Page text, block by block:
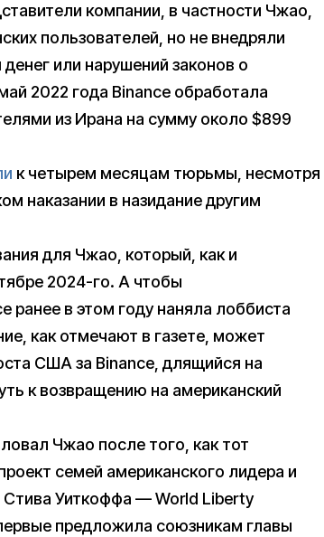
компании, в частности Чжао,
пользователей, но не внедряли
или нарушений законов о
2022 года Binance обработала
из Ирана на сумму около $899
к четырем месяцам тюрьмы, несмотря
наказании в назидание другим
для Чжао, который, как и
2024-го. А чтобы
ранее в этом году наняла лоббиста
как отмечают в газете, может
США за Binance, длящийся на
к возвращению на американский
Чжао после того, как тот
семей американского лидера и
Стива Уиткоффа — World Liberty
предложила союзникам главы